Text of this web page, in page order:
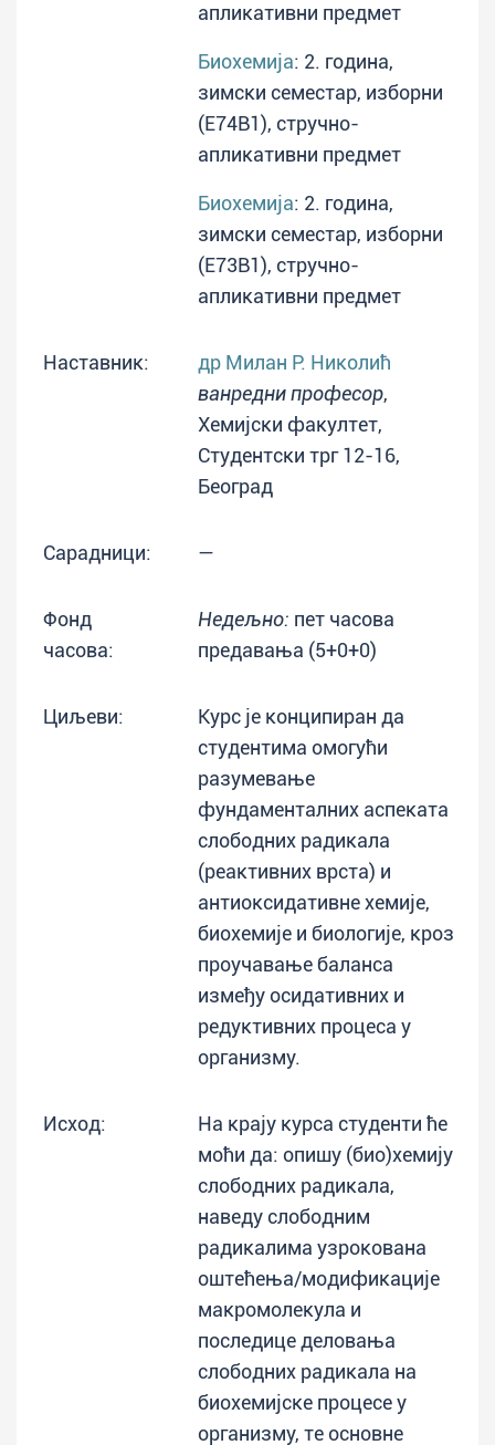
апликативни предмет
Биохемија: 2. година,
зимски семестар, изборни
(E74B1), стручно-
апликативни предмет
Биохемија: 2. година,
зимски семестар, изборни
(E73B1), стручно-
апликативни предмет
Наставник:
др Милан Р. Николић
ванредни професор,
Хемијски факултет,
Студентски трг 12-16,
Београд
Сарадници: —
Фонд
часова:
Недељно: пет часова
предавања (5+0+0)
Циљеви:
Курс је конципиран да
студентима омогући
разумевање
фундаменталних аспеката
слободних радикала
(реактивних врста) и
антиоксидативне хемије,
биохемије и биологије, кроз
проучавање баланса
између осидативних и
редуктивних процеса у
организму.
Исход:
На крају курса студенти ће
моћи да: опишу (био)хемију
слободних радикала,
наведу слободним
радикалима узрокована
оштећења/модификације
макромолекула и
последице деловања
слободних радикала на
биохемијске процесе у
организму, те основне